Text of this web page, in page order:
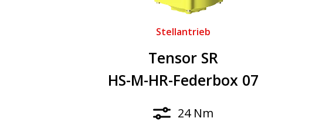
Stellantrieb
Tensor SR
HS-M-HR-Federbox 07
24 Nm